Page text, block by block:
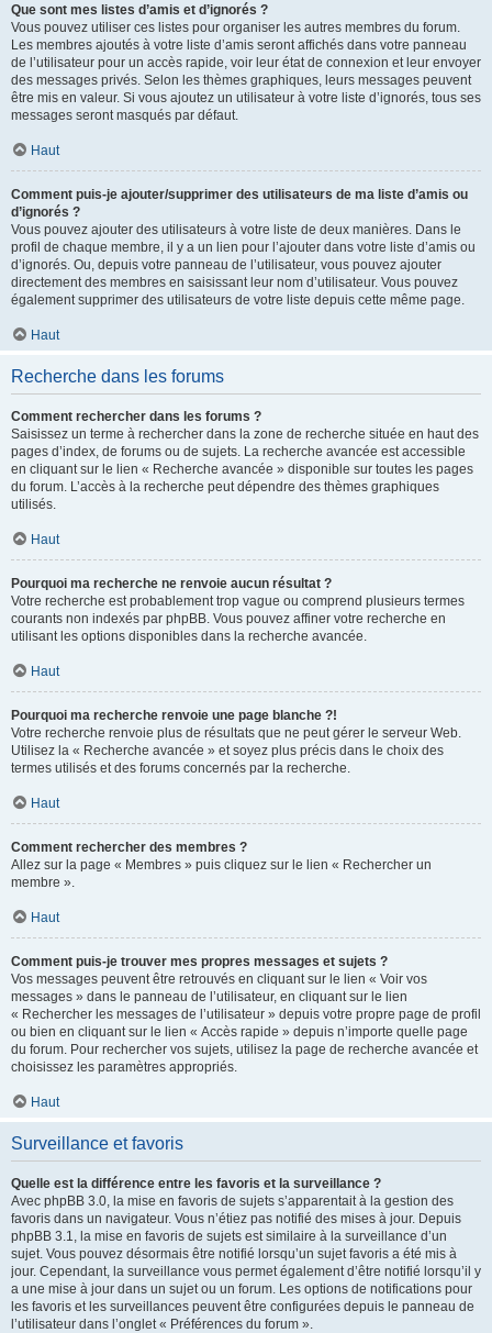
Que sont mes listes d’amis et d’ignorés ?
Vous pouvez utiliser ces listes pour organiser les autres membres du forum.
Les membres ajoutés à votre liste d’amis seront affichés dans votre panneau
de l’utilisateur pour un accès rapide, voir leur état de connexion et leur envoyer
des messages privés. Selon les thèmes graphiques, leurs messages peuvent
être mis en valeur. Si vous ajoutez un utilisateur à votre liste d’ignorés, tous ses
messages seront masqués par défaut.
Haut
Comment puis-je ajouter/supprimer des utilisateurs de ma liste d’amis ou
d’ignorés ?
Vous pouvez ajouter des utilisateurs à votre liste de deux manières. Dans le
profil de chaque membre, il y a un lien pour l’ajouter dans votre liste d’amis ou
d’ignorés. Ou, depuis votre panneau de l’utilisateur, vous pouvez ajouter
directement des membres en saisissant leur nom d’utilisateur. Vous pouvez
également supprimer des utilisateurs de votre liste depuis cette même page.
Haut
Recherche dans les forums
Comment rechercher dans les forums ?
Saisissez un terme à rechercher dans la zone de recherche située en haut des
pages d’index, de forums ou de sujets. La recherche avancée est accessible
en cliquant sur le lien « Recherche avancée » disponible sur toutes les pages
du forum. L’accès à la recherche peut dépendre des thèmes graphiques
utilisés.
Haut
Pourquoi ma recherche ne renvoie aucun résultat ?
Votre recherche est probablement trop vague ou comprend plusieurs termes
courants non indexés par phpBB. Vous pouvez affiner votre recherche en
utilisant les options disponibles dans la recherche avancée.
Haut
Pourquoi ma recherche renvoie une page blanche ?!
Votre recherche renvoie plus de résultats que ne peut gérer le serveur Web.
Utilisez la « Recherche avancée » et soyez plus précis dans le choix des
termes utilisés et des forums concernés par la recherche.
Haut
Comment rechercher des membres ?
Allez sur la page « Membres » puis cliquez sur le lien « Rechercher un
membre ».
Haut
Comment puis-je trouver mes propres messages et sujets ?
Vos messages peuvent être retrouvés en cliquant sur le lien « Voir vos
messages » dans le panneau de l’utilisateur, en cliquant sur le lien
« Rechercher les messages de l’utilisateur » depuis votre propre page de profil
ou bien en cliquant sur le lien « Accès rapide » depuis n’importe quelle page
du forum. Pour rechercher vos sujets, utilisez la page de recherche avancée et
choisissez les paramètres appropriés.
Haut
Surveillance et favoris
Quelle est la différence entre les favoris et la surveillance ?
Avec phpBB 3.0, la mise en favoris de sujets s’apparentait à la gestion des
favoris dans un navigateur. Vous n’étiez pas notifié des mises à jour. Depuis
phpBB 3.1, la mise en favoris de sujets est similaire à la surveillance d’un
sujet. Vous pouvez désormais être notifié lorsqu’un sujet favoris a été mis à
jour. Cependant, la surveillance vous permet également d’être notifié lorsqu’il y
a une mise à jour dans un sujet ou un forum. Les options de notifications pour
les favoris et les surveillances peuvent être configurées depuis le panneau de
l’utilisateur dans l’onglet « Préférences du forum ».